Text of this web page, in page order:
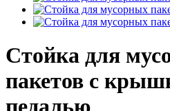
Стойка для
пакетов с